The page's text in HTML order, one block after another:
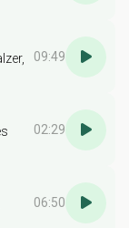
09:49
02:29
06:50